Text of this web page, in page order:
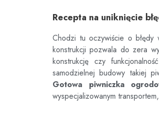
Recepta na uniknięcie
Chodzi tu oczywiście o błędy
konstrukcji pozwala do zera
konstrukcję czy funkcjonalność
samodzielnej budowy takiej
Gotowa piwniczka
wyspecjalizowanym